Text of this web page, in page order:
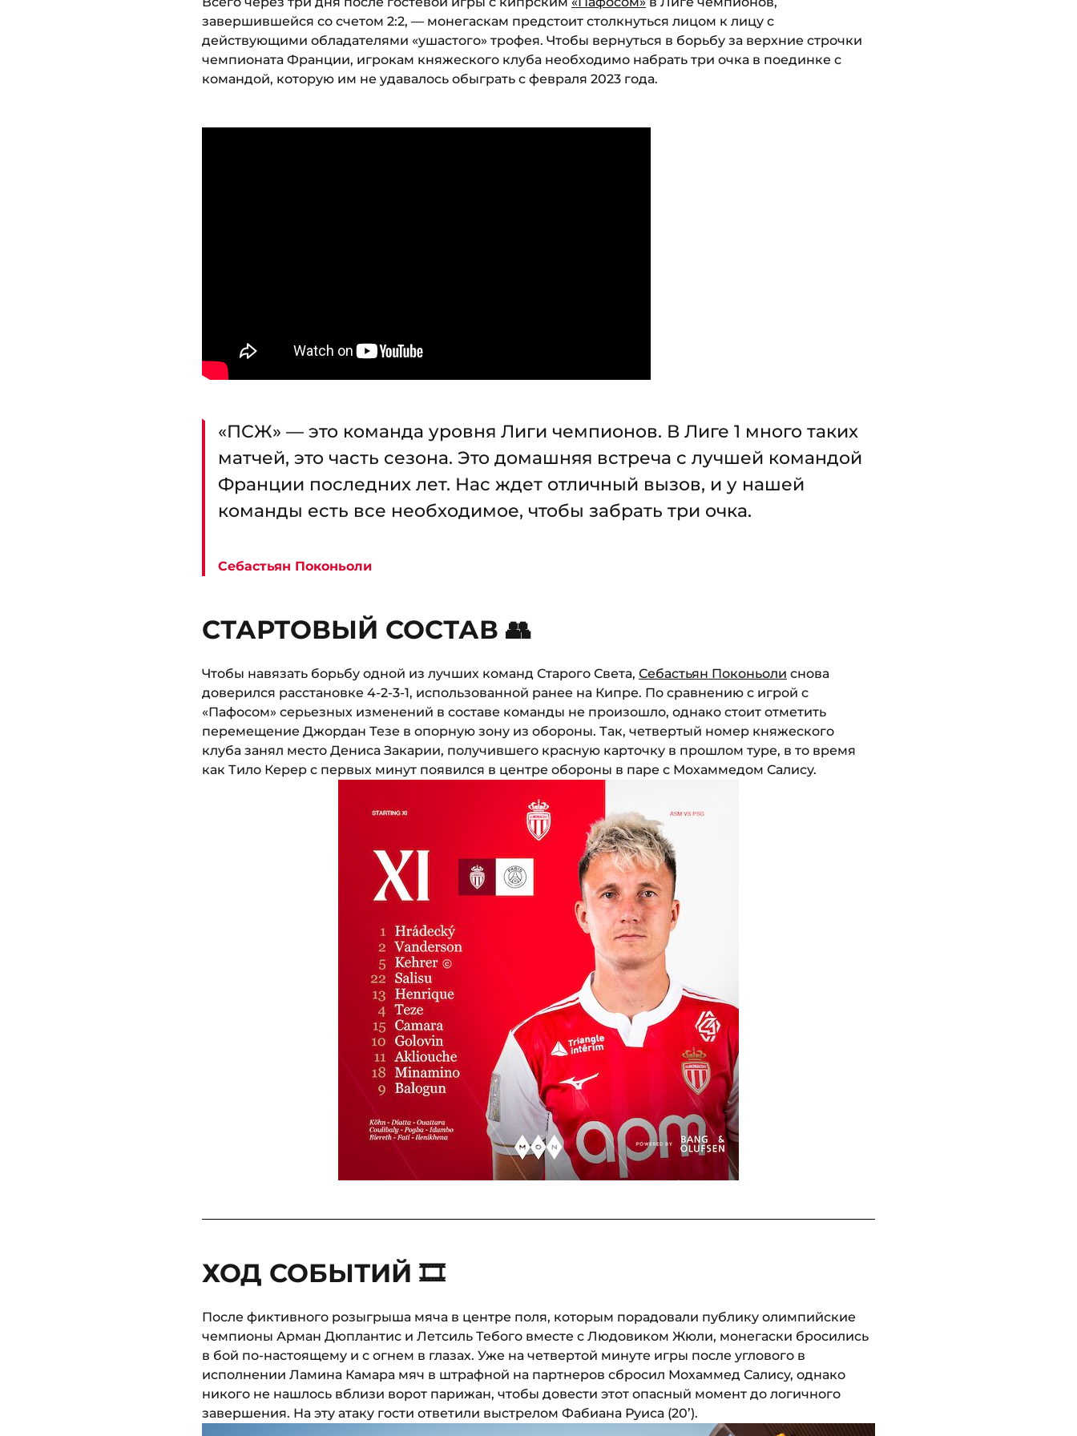
завершившейся со счетом 2:2, — монегаскам предстоит столкнуться лицом к лицу с
действующими обладателями «ушастого» трофея. Чтобы вернуться в борьбу за верхние строчки
чемпионата Франции, игрокам княжеского клуба необходимо набрать три очка в поединке с
командой, которую им не удавалось обыграть с февраля 2023 года.
«ПСЖ» — это команда уровня Лиги чемпионов. В Лиге 1 много таких
матчей, это часть сезона. Это домашняя встреча с лучшей командой
Франции последних лет. Нас ждет отличный вызов, и у нашей
команды есть все необходимое, чтобы забрать три очка.
Себастьян Поконьоли
СТАРТОВЫЙ СОСТАВ 👥
Чтобы навязать борьбу одной из лучших команд Старого Света, Себастьян Поконьоли снова
доверился расстановке 4-2-3-1, использованной ранее на Кипре. По сравнению с игрой с
«Пафосом» серьезных изменений в составе команды не произошло, однако стоит отметить
перемещение Джордан Тезе в опорную зону из обороны. Так, четвертый номер княжеского
клуба занял место Дениса Закарии, получившего красную карточку в прошлом туре, в то время
как Тило Керер с первых минут появился в центре обороны в паре с Мохаммедом Салису.
ХОД СОБЫТИЙ 🎞
После фиктивного розыгрыша мяча в центре поля, которым порадовали публику олимпийские
чемпионы Арман Дюплантис и Летсиль Тебого вместе с Людовиком Жюли, монегаски бросились
в бой по-настоящему и с огнем в глазах. Уже на четвертой минуте игры после углового в
исполнении Ламина Камара мяч в штрафной на партнеров сбросил Мохаммед Салису, однако
никого не нашлось вблизи ворот парижан, чтобы довести этот опасный момент до логичного
завершения. На эту атаку гости ответили выстрелом Фабиана Руиса (20’).